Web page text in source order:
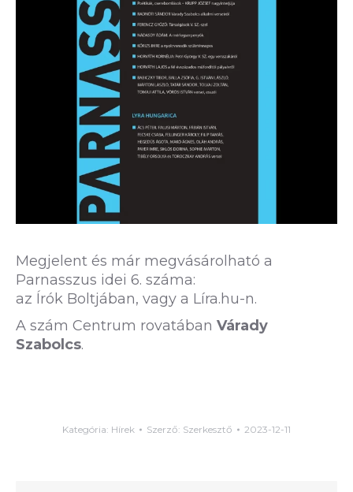
Megjelent és már megvásárolható a
Parnasszus idei 6. száma:
az Írók Boltjában, vagy a Líra.hu-n.
A szám Centrum rovatában Várady
Szabolcs.
Kategória: Hírek Szerző: Szerkesztő 2023-12-11